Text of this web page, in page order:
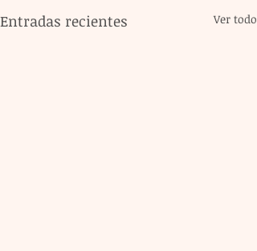
Entradas recientes Ver todo